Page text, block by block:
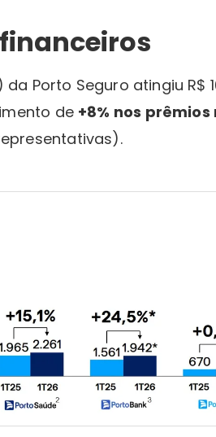
Porto Seguro atingiu R$
de +8% nos